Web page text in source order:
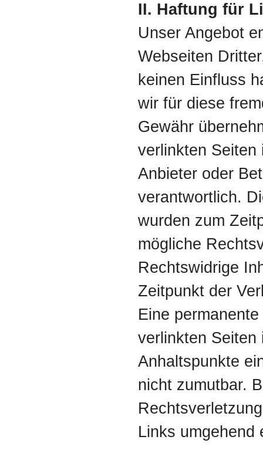
II. Haftung für
Unser Angebot
Webseiten
keinen Einfluss
wir für diese
Gewähr
verlinkten
Anbieter oder
verantwortlich.
wurden zum
mögliche
Rechtswidrige
Zeitpunkt der
Eine
verlinkten Seiten
Anhaltspunkte
nicht zumutbar.
Links umgehend